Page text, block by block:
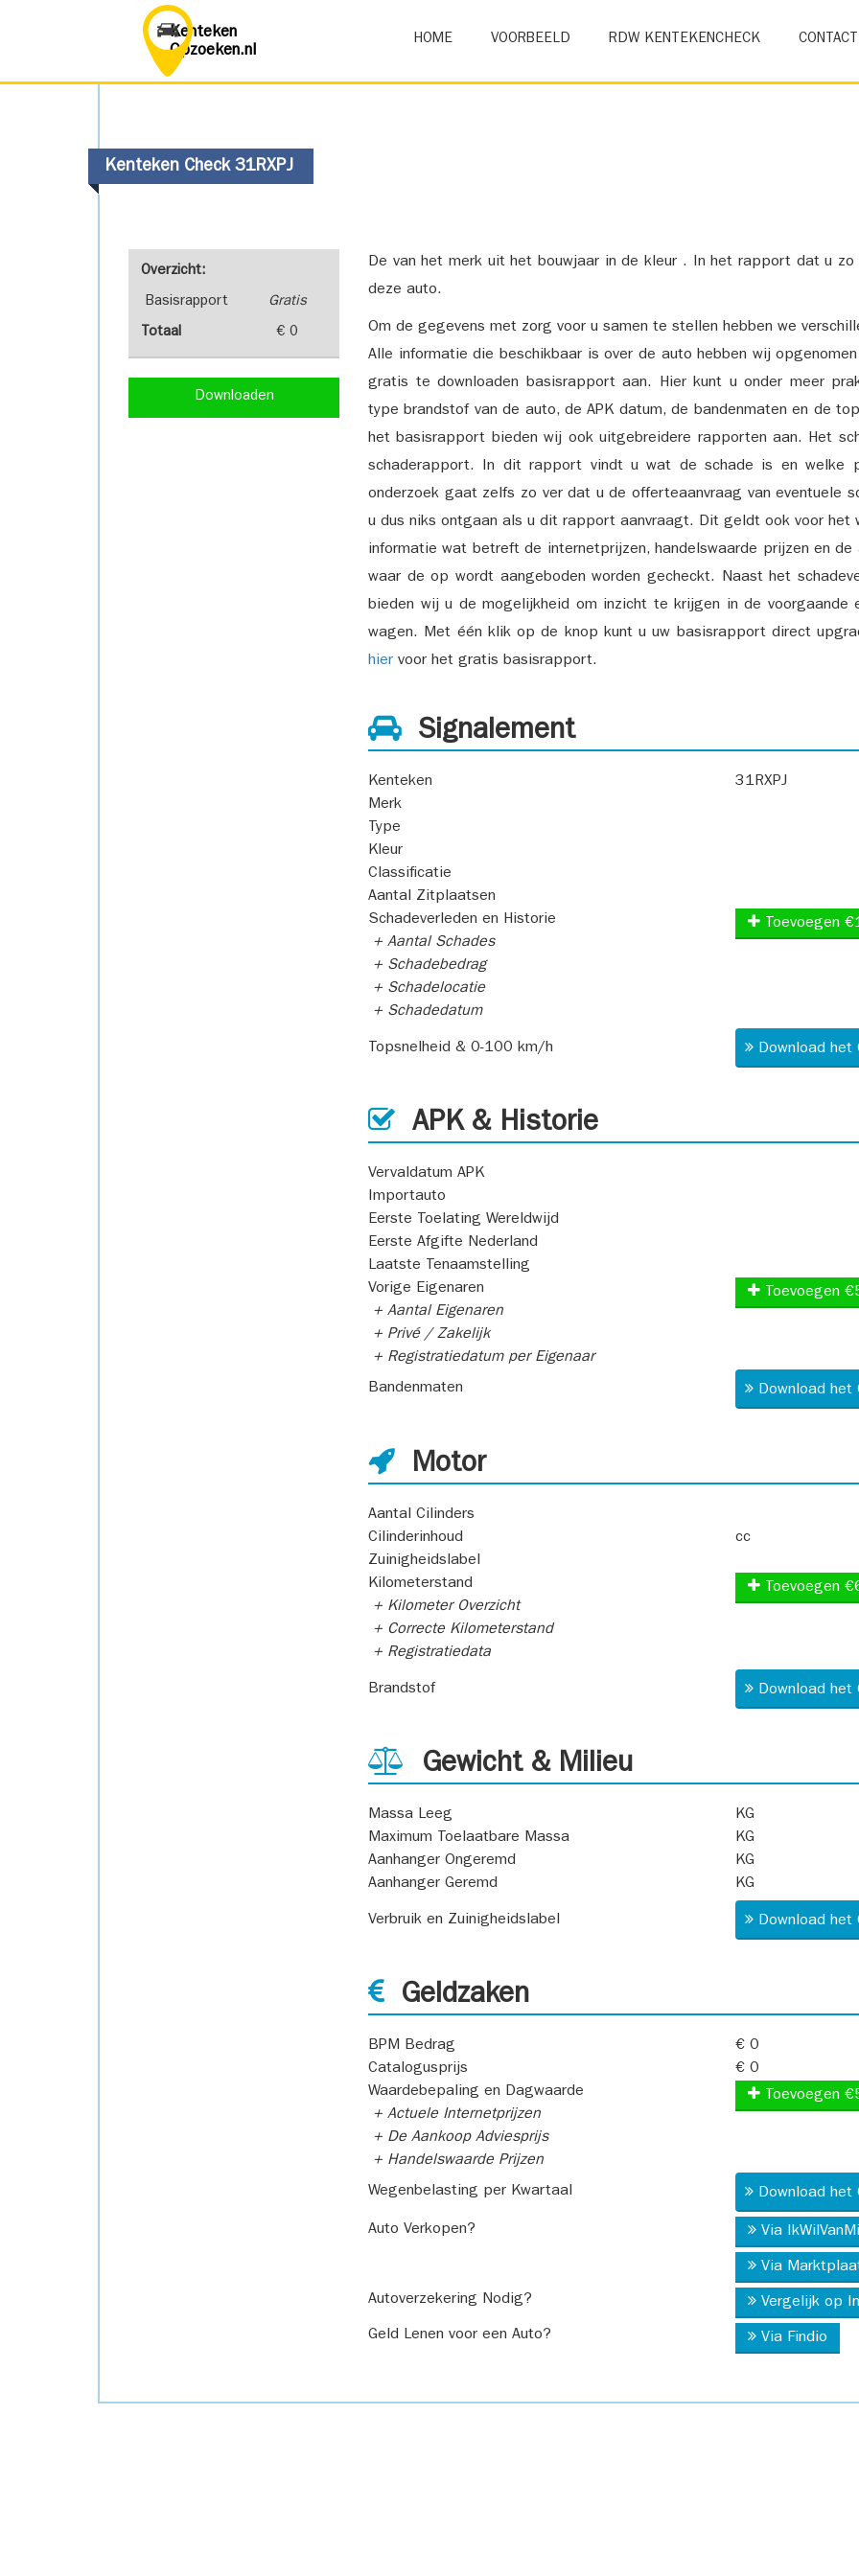
Kenteken
Opzoeken.nl
HOME VOORBEELD RDW KENTEKENCHECK CONTACT
Kenteken Check 31RXPJ
Overzicht:
Basisrapport Gratis
Totaal € 0
Downloaden
De van het merk uit het bouwjaar in de kleur . In het rapport dat u
deze auto.
Om de gegevens met zorg voor u samen te stellen hebben we
Alle informatie die beschikbaar is over de auto hebben wij
gratis te downloaden basisrapport aan. Hier kunt u onder meer
type brandstof van de auto, de APK datum, de bandenmaten en de
het basisrapport bieden wij ook uitgebreidere rapporten aan. Het
schaderapport. In dit rapport vindt u wat de schade is en welke
onderzoek gaat zelfs zo ver dat u de offerteaanvraag van eventuele
u dus niks ontgaan als u dit rapport aanvraagt. Dit geldt ook voor
informatie wat betreft de internetprijzen, handelswaarde prijzen en
waar de op wordt aangeboden worden gecheckt. Naast het
bieden wij u de mogelijkheid om inzicht te krijgen in de voorgaande
wagen. Met één klik op de knop kunt u uw basisrapport direct
hier voor het gratis basisrapport.
Signalement
Kenteken
31RXPJ
Merk
Type
Kleur
Classificatie
Aantal Zitplaatsen
Schadeverleden en Historie
+ Aantal Schades
+ Schadebedrag
+ Schadelocatie
+ Schadedatum
Toevoegen
Topsnelheid & 0-100 km/h Download
APK & Historie
Vervaldatum APK
Importauto
Eerste Toelating Wereldwijd
Eerste Afgifte Nederland
Laatste Tenaamstelling
Vorige Eigenaren
+ Aantal Eigenaren
+ Privé / Zakelijk
+ Registratiedatum per Eigenaar
Toevoegen
Bandenmaten Download
Motor
Aantal Cilinders
Cilinderinhoud
cc
Zuinigheidslabel
Kilometerstand
+ Kilometer Overzicht
+ Correcte Kilometerstand
+ Registratiedata
Toevoegen
Brandstof Download
Gewicht & Milieu
Massa Leeg
KG
Maximum Toelaatbare Massa
KG
Aanhanger Ongeremd
KG
Aanhanger Geremd
KG
Verbruik en Zuinigheidslabel Download
Geldzaken
BPM Bedrag
€ 0
Catalogusprijs
€ 0
Waardebepaling en Dagwaarde
+ Actuele Internetprijzen
+ De Aankoop Adviesprijs
+ Handelswaarde Prijzen
Toevoegen
Wegenbelasting per Kwartaal Download
Auto Verkopen? Via
Via
Autoverzekering Nodig? Vergelijk op
Geld Lenen voor een Auto? Via Findio